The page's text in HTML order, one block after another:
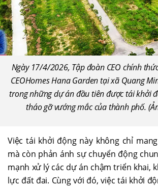
Ngày 17/4/2026, Tập đoàn CEO chính
CEOHomes Hana Garden tại xã Quang
trong những dự án đầu tiên được tái khởi
tháo gỡ vướng mắc của thành phố.
Việc tái khởi động này không chỉ
mà còn phản ánh sự chuyển động
mạnh xử lý các dự án chậm triển khai,
lực đất đai. Cùng với đó, việc tái khởi